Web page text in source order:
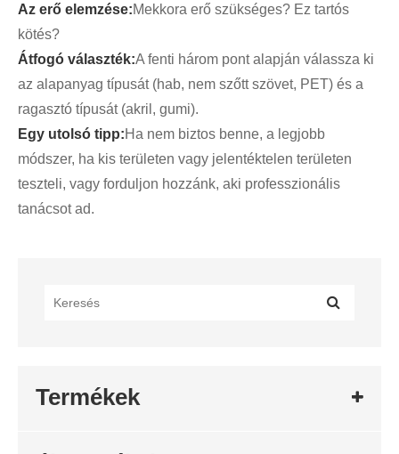
Az erő elemzése:Mekkora erő szükséges? Ez tartós
kötés?
Átfogó választék:A fenti három pont alapján válassza ki
az alapanyag típusát (hab, nem szőtt szövet, PET) és a
ragasztó típusát (akril, gumi).
Egy utolsó tipp:Ha nem biztos benne, a legjobb
módszer, ha kis területen vagy jelentéktelen területen
teszteli, vagy forduljon hozzánk, aki professzionális
tanácsot ad.
Termékek